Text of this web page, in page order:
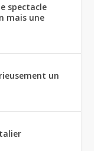
spectacle
mais une
un